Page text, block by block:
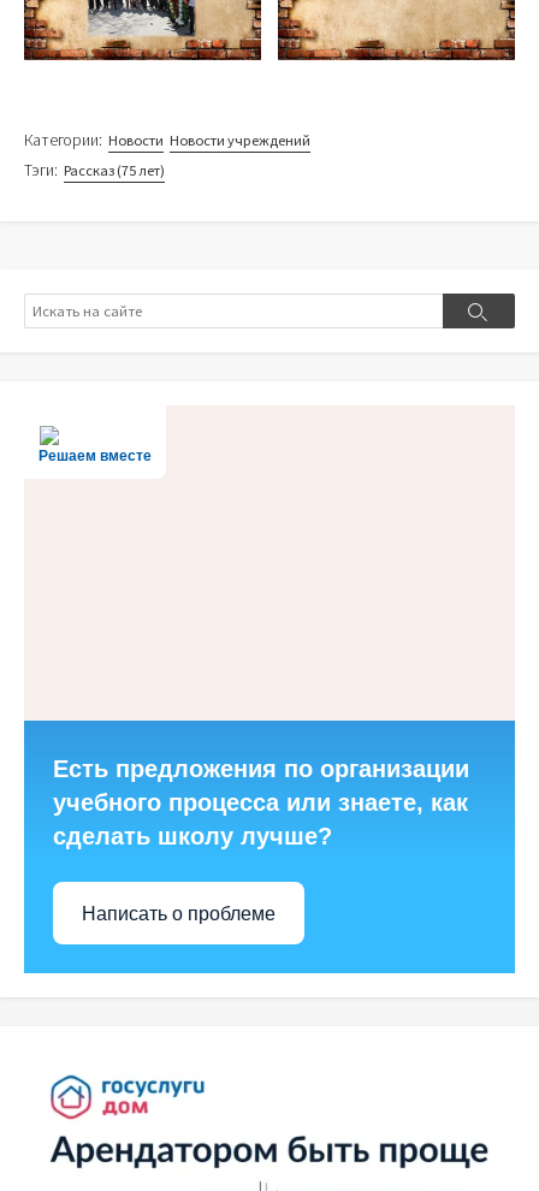
Категории: Новости Новости учреждений
Тэги: Рассказ (75 лет)
Поиск
Поиск
Решаем вместе
Есть предложения по организации
учебного процесса или знаете, как
сделать школу лучше?
Написать о проблеме